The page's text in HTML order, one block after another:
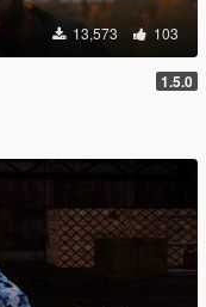
13,573 103
1.5.0